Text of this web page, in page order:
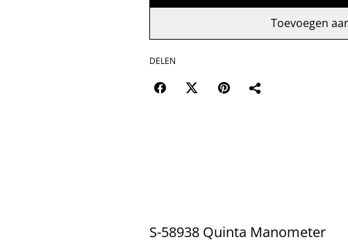
Toevoegen
DELEN
S-58938 Quinta Manometer